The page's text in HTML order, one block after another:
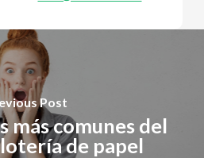
Post
más comunes del
de papel